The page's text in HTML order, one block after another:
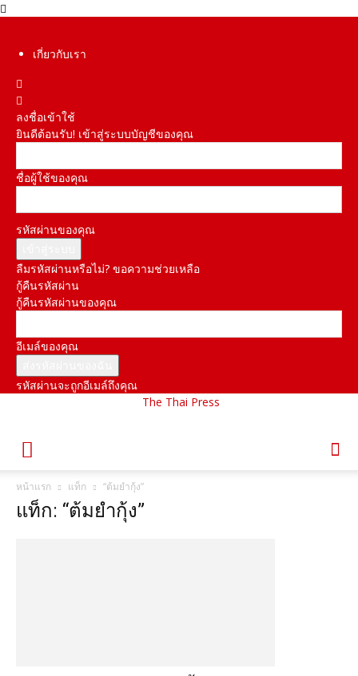
เกี่ยวกับเรา
ลงชื่อเข้าใช้
ยินดีต้อนรับ! เข้าสู่ระบบบัญชีของคุณ
ชื่อผู้ใช้ของคุณ
รหัสผ่านของคุณ
ลืมรหัสผ่านหรือไม่? ขอความช่วยเหลือ
กู้คืนรหัสผ่าน
กู้คืนรหัสผ่านของคุณ
อีเมล์ของคุณ
รหัสผ่านจะถูกอีเมล์ถึงคุณ
The Thai Press
หน้าแรก แท็ก “ต้มยำกุ้ง”
แท็ก: “ต้มยำกุ้ง”